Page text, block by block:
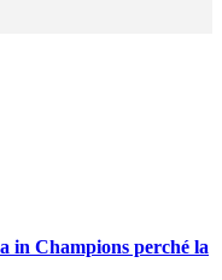
in Champions perché la